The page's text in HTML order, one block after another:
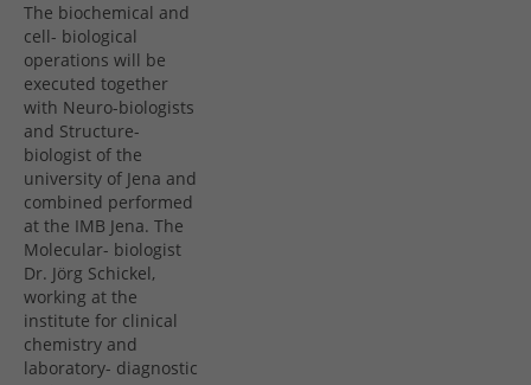
The biochemical and
cell- biological
operations will be
executed together
with Neuro-biologists
and Structure-
biologist of the
university of Jena and
combined performed
at the IMB Jena. The
Molecular- biologist
Dr. Jörg Schickel,
working at the
institute for clinical
chemistry and
laboratory- diagnostic